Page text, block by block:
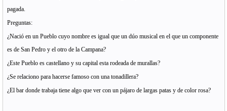
pagada.
Preguntas:
¿Nació en un Pueblo cuyo nombre es igual que un dúo musical en el que un componente
es de San Pedro y el otro de la Campana?
¿Este Pueblo es castellano y su capital esta rodeada de murallas?
¿Se relaciono para hacerse famoso con una tonadillera?
¿El bar donde trabaja tiene algo que ver con un pájaro de largas patas y de color rosa?